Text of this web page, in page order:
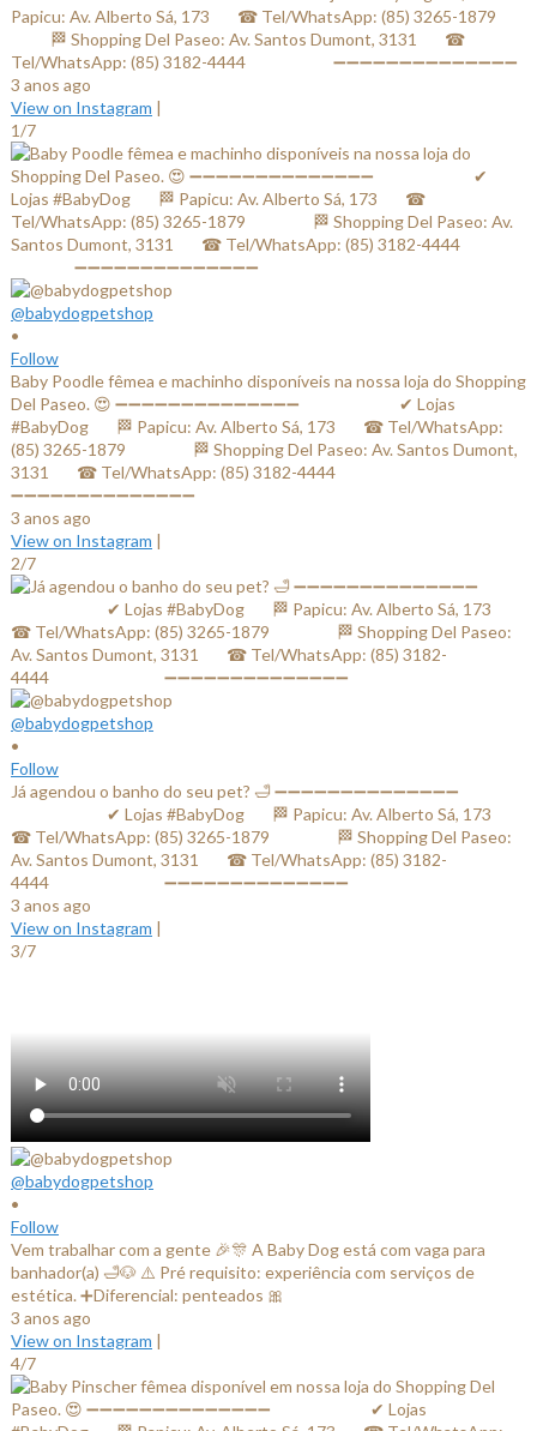
Papicu: Av. Alberto Sá, 173⠀⠀ ☎ Tel/WhatsApp: (85) 3265-1879⠀⠀
⠀⠀⠀ 🏁 Shopping Del Paseo: Av. Santos Dumont, 3131⠀⠀ ☎
Tel/WhatsApp: (85) 3182-4444⠀⠀⠀⠀⠀⠀⠀ ➖➖➖➖➖➖➖➖➖➖➖➖➖➖
3 anos ago
View on Instagram |
1/7
@babydogpetshop
•
Follow
Baby Poodle fêmea e machinho disponíveis na nossa loja do Shopping
Del Paseo. 😍 ➖➖➖➖➖➖➖➖➖➖➖➖➖➖ ⠀⠀⠀⠀⠀⠀⠀⠀✔ Lojas
#BabyDog⠀⠀ 🏁 Papicu: Av. Alberto Sá, 173⠀⠀ ☎ Tel/WhatsApp:
(85) 3265-1879⠀⠀ ⠀⠀⠀ 🏁 Shopping Del Paseo: Av. Santos Dumont,
3131⠀⠀ ☎ Tel/WhatsApp: (85) 3182-4444⠀⠀⠀⠀ ⠀⠀⠀⠀⠀
➖➖➖➖➖➖➖➖➖➖➖➖➖➖
3 anos ago
View on Instagram |
2/7
@babydogpetshop
•
Follow
Já agendou o banho do seu pet? 🛁 ➖➖➖➖➖➖➖➖➖➖➖➖➖➖
⠀⠀⠀⠀⠀⠀⠀⠀✔ Lojas #BabyDog⠀⠀ 🏁 Papicu: Av. Alberto Sá, 173⠀⠀
☎ Tel/WhatsApp: (85) 3265-1879⠀⠀ ⠀⠀⠀ 🏁 Shopping Del Paseo:
Av. Santos Dumont, 3131⠀⠀ ☎ Tel/WhatsApp: (85) 3182-
4444⠀⠀⠀⠀ ⠀⠀⠀⠀⠀ ➖➖➖➖➖➖➖➖➖➖➖➖➖➖
3 anos ago
View on Instagram |
3/7
@babydogpetshop
•
Follow
Vem trabalhar com a gente 🎉🎊 A Baby Dog está com vaga para
banhador(a) 🛁🐶 ⚠️ Pré requisito: experiência com serviços de
estética. ➕Diferencial: penteados 🎀
3 anos ago
View on Instagram |
4/7